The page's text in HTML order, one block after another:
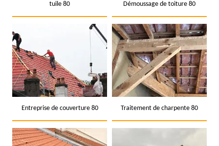
tuile 80
Démoussage de toiture 80
Entreprise de couverture 80 Traitement de charpente 80